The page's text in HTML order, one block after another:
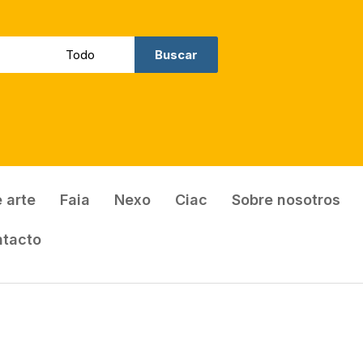
Buscar
arte Faia Nexo Ciac Sobre nosotros